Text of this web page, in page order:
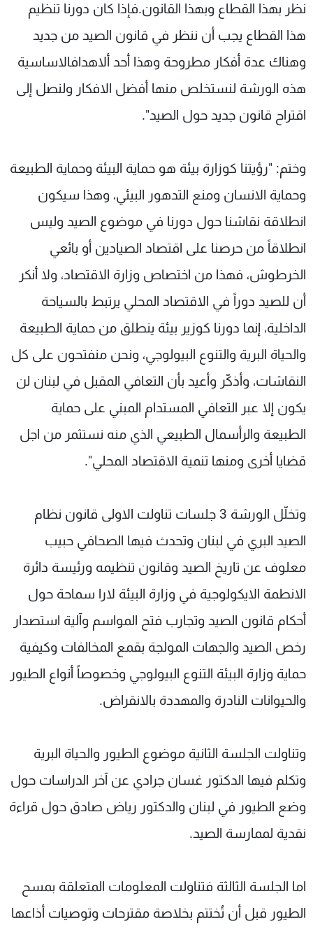
نظر بهذا القطاع وبهذا القانون.فإذا كان دورنا تنظيم
هذا القطاع يجب أن ننظر في قانون الصيد من جديد
وهناك عدة أفكار مطروحة وهذا أحد ألاهدافالاساسية
هذه الورشة لنستخلص منها أفضل الافكار ولنصل إلى
اقتراح قانون جديد حول الصيد".
وختم: "رؤيتنا كوزارة بيئة هو حماية البيئة وحماية الطبيعة
وحماية الانسان ومنع التدهور البيئي، وهذا سيكون
انطلاقة نقاشنا حول دورنا في موضوع الصيد وليس
انطلاقاً من حرصنا على اقتصاد الصيادين أو بائعي
الخرطوش، فهذا من اختصاص وزارة الاقتصاد، ولا أنكر
أن للصيد دوراً في الاقتصاد المحلي يرتبط بالسياحة
الداخلية، إنما دورنا كوزير بيئة ينطلق من حماية الطبيعة
والحياة البرية والتنوع البيولوجي، ونحن منفتحون على كل
النقاشات، وأذكّر وأعيد بأن التعافي المقبل في لبنان لن
يكون إلا عبر التعافي المستدام المبني على حماية
الطبيعة والرأسمال الطبيعي الذي منه نستثمر من اجل
قضايا أخرى ومنها تنمية الاقتصاد المحلي".
وتخلّل الورشة 3 جلسات تناولت الاولى قانون نظام
الصيد البري في لبنان وتحدث فيها الصحافي حبيب
معلوف عن تاريخ الصيد وقانون تنظيمه ورئيسة دائرة
الانطمة الايكولوجية في وزارة البيئة لارا سماحة حول
أحكام قانون الصيد وتجارب فتح المواسم وآلية استصدار
رخص الصيد والجهات المولجة بقمع المخالفات وكيفية
حماية وزارة البيئة التنوع البيولوجي وخصوصاً أنواع الطيور
والحيوانات النادرة والمهددة بالانقراض.
وتناولت الجلسة الثانية موضوع الطيور والحياة البرية
وتكلم فيها الدكتور غسان جرادي عن آخر الدراسات حول
وضع الطيور في لبنان والدكتور رياض صادق حول قراءة
نقدية لممارسة الصيد.
اما الجلسة الثالثة فتناولت المعلومات المتعلقة بمسح
الطيور قبل أن تُختتم بخلاصة مقترحات وتوصيات أذاعها